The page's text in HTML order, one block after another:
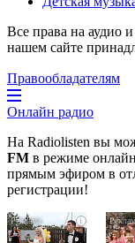
Все права на аудио
нашем сайте
Правообладателям
Онлайн радио
На Radiolisten вы
FM в режиме
прямым эфиром в
регистрации!
i
Этот
танец